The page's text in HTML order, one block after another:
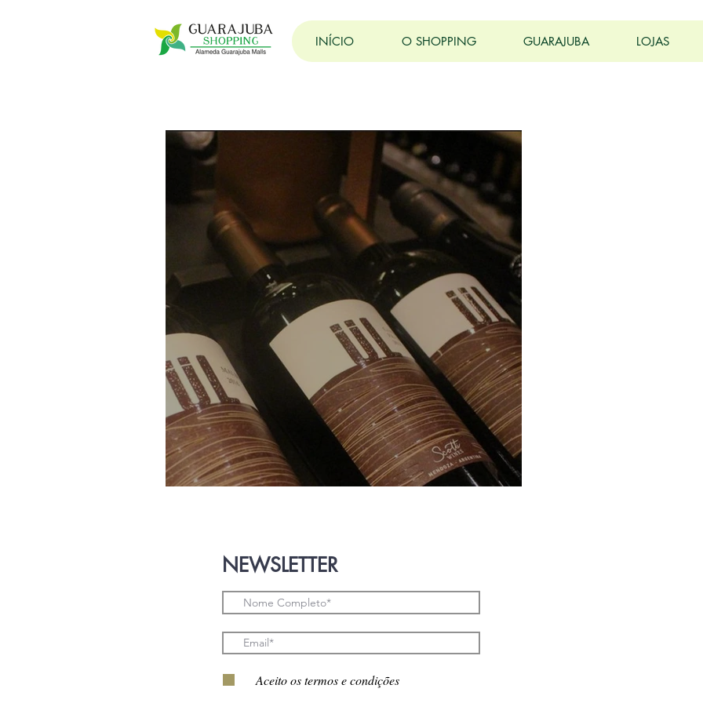
INÍCIO O SHOPPING GUARAJUBA LOJAS
NEWSLETTER
Aceito os termos e condições